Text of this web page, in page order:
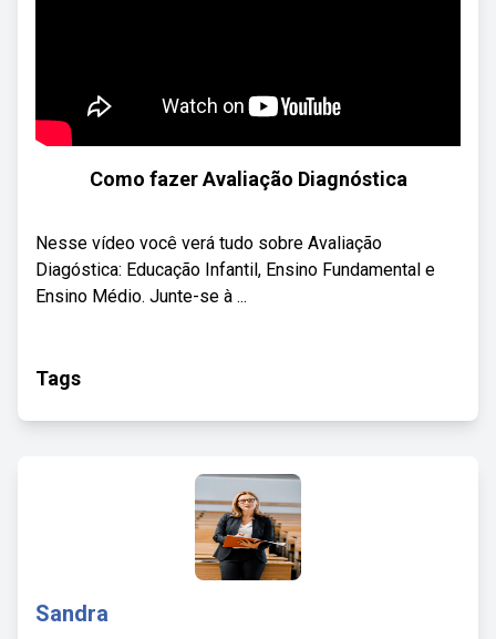
Como fazer Avaliação Diagnóstica
Nesse vídeo você verá tudo sobre Avaliação
Diagóstica: Educação Infantil, Ensino Fundamental e
Ensino Médio. Junte-se à ...
Tags
Sandra